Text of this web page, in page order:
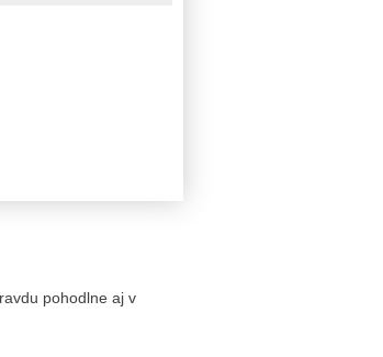
pohodlne aj v